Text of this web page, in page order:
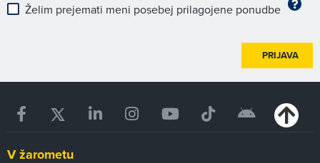
Želim prejemati meni posebej prilagojene ponudbe
PRIJAVA
V žarometu